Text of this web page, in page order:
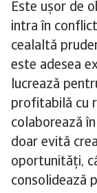
Este ușor de
intra în
cealaltă
este adesea
lucrează
profitabilă cu
colaborează
doar evită
oportunități,
consolidează